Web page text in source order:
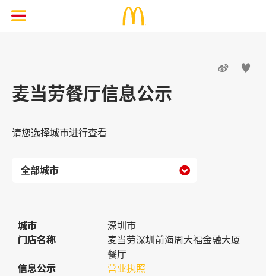
 
麦当劳餐厅信息公示
请您选择城市进行查看

城市
城市
深圳市
门店名称
门店名称
麦当劳深圳前海周大福金融大厦
餐厅
信息公示
信息公示
营业执照